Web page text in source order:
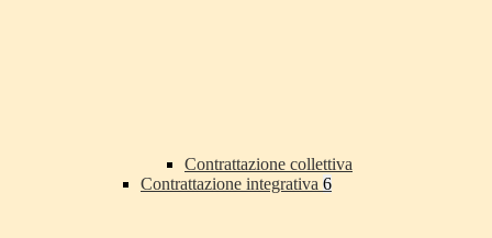
Contrattazione collettiva
Contrattazione integrativa 6